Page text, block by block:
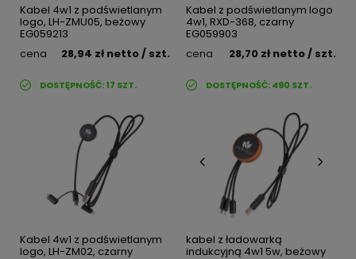
Kabel 4w1 z podświetlanym
logo, LH-ZMU05, beżowy
EG059213
cena
28,94 zł netto/ szt.
DOSTĘPNOŚĆ:17 SZT.
Kabel z podświetlanym logo
4w1, RXD-368, czarny
EG059903
cena
28,70 zł netto/ szt.
DOSTĘPNOŚĆ:490 SZT.
Kabel 4w1 z podświetlanym
logo, LH-ZM02, czarny
kabel z ładowarką
indukcyjną 4w1 5w, beżowy